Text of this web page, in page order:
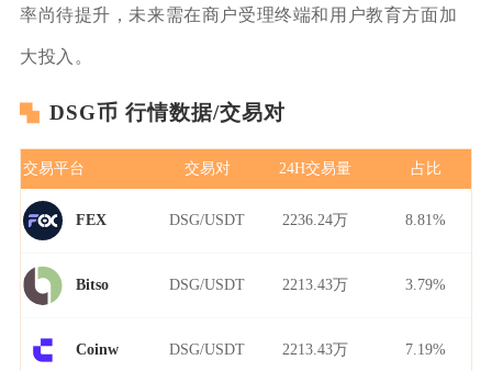
率尚待提升，未来需在商户受理终端和用户教育方面加
大投入。
DSG币 行情数据/交易对
交易平台 交易对 24H交易量 占比
FEX DSG/USDT 2236.24万 8.81%
Bitso DSG/USDT 2213.43万 3.79%
Coinw DSG/USDT 2213.43万 7.19%